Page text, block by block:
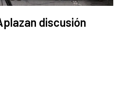
discusión